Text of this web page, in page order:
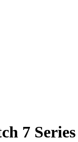
7 Series